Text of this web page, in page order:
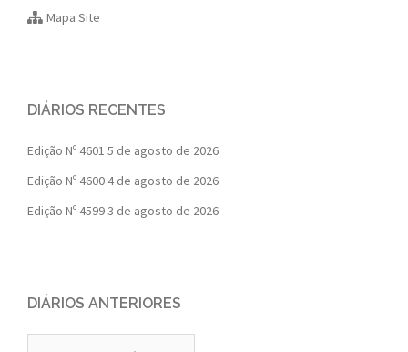
Mapa Site
DIÁRIOS RECENTES
Edição Nº 4601 5 de agosto de 2026
Edição Nº 4600 4 de agosto de 2026
Edição Nº 45993 de agosto de 2026
DIÁRIOS ANTERIORES